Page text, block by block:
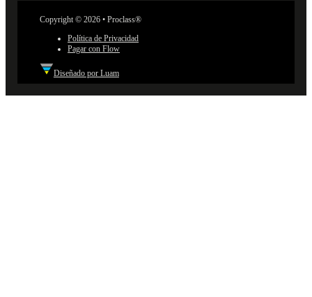
Copyright © 2026 • Proclass®
Política de Privacidad
Pagar con Flow
Diseñado por Luam